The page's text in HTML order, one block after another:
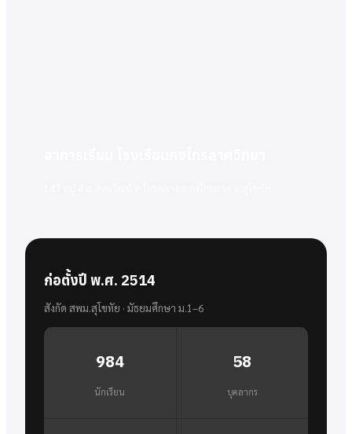
ก่อตั้งปี พ.ศ. 2514
สังกัด สพม.สุโขทัย · มัธยมศึกษา ม.1–6
984
นักเรียน
58
บุคลากร